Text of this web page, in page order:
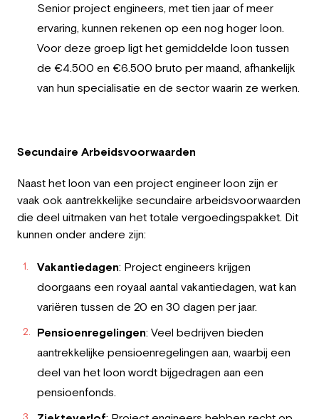
Senior project engineers, met tien jaar of meer
ervaring, kunnen rekenen op een nog hoger loon.
Voor deze groep ligt het gemiddelde loon tussen
de €4.500 en €6.500 bruto per maand, afhankelijk
van hun specialisatie en de sector waarin ze werken.
Secundaire Arbeidsvoorwaarden
Naast het loon van een project engineer loon zijn er
vaak ook aantrekkelijke secundaire arbeidsvoorwaarden
die deel uitmaken van het totale vergoedingspakket. Dit
kunnen onder andere zijn:
Vakantiedagen: Project engineers krijgen
doorgaans een royaal aantal vakantiedagen, wat kan
variëren tussen de 20 en 30 dagen per jaar.
Pensioenregelingen: Veel bedrijven bieden
aantrekkelijke pensioenregelingen aan, waarbij een
deel van het loon wordt bijgedragen aan een
pensioenfonds.